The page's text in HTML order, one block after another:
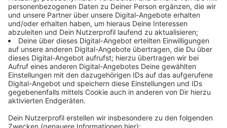
nennt das reines Wahlkampfgetöse. Richtig sei, dass
der Kreistag beschlossen habe, zwei Stellen für das
Klimamanagement einzurichten. Dafür konnten
Fördermittel beantragt werden. Der Arbeitsmarkt sei
aber leergefegt. Daher habe sich die Kreisverwaltung
entschieden, die zwei Stellen auf drei Mitarbeiter zu
verteilen, so Gorißen. Außerdem verwies die Landrätin
auf zahlreiche Klimaprojekte, die bereits verwirklicht
Kreisgebiet aus erneuerbaren Energien erzeugt.